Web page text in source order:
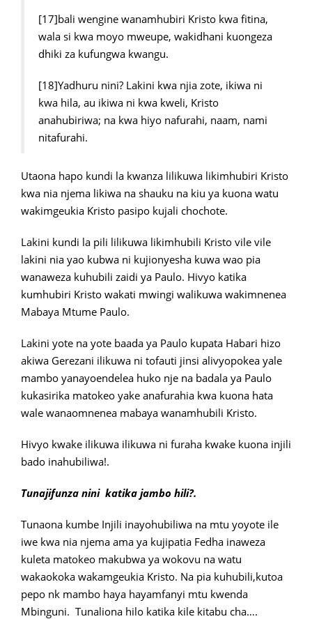
[17]bali wengine wanamhubiri Kristo kwa fitina,
wala si kwa moyo mweupe, wakidhani kuongeza
dhiki za kufungwa kwangu.
[18]Yadhuru nini? Lakini kwa njia zote, ikiwa ni
kwa hila, au ikiwa ni kwa kweli, Kristo
anahubiriwa; na kwa hiyo nafurahi, naam, nami
nitafurahi.
Utaona hapo kundi la kwanza lilikuwa likimhubiri Kristo
kwa nia njema likiwa na shauku na kiu ya kuona watu
wakimgeukia Kristo pasipo kujali chochote.
Lakini kundi la pili lilikuwa likimhubili Kristo vile vile
lakini nia yao kubwa ni kujionyesha kuwa wao pia
wanaweza kuhubili zaidi ya Paulo. Hivyo katika
kumhubiri Kristo wakati mwingi walikuwa wakimnenea
Mabaya Mtume Paulo.
Lakini yote na yote baada ya Paulo kupata Habari hizo
akiwa Gerezani ilikuwa ni tofauti jinsi alivyopokea yale
mambo yanayoendelea huko nje na badala ya Paulo
kukasirika matokeo yake anafurahia kwa kuona hata
wale wanaomnenea mabaya wanamhubili Kristo.
Hivyo kwake ilikuwa ilikuwa ni furaha kwake kuona injili
bado inahubiliwa!.
Tunajifunza nini katika jambo hili?.
Tunaona kumbe Injili inayohubiliwa na mtu yoyote ile
iwe kwa nia njema ama ya kujipatia Fedha inaweza
kuleta matokeo makubwa ya wokovu na watu
wakaokoka wakamgeukia Kristo. Na pia kuhubili,kutoa
pepo nk mambo haya hayamfanyi mtu kwenda
Mbinguni. Tunaliona hilo katika kile kitabu cha….